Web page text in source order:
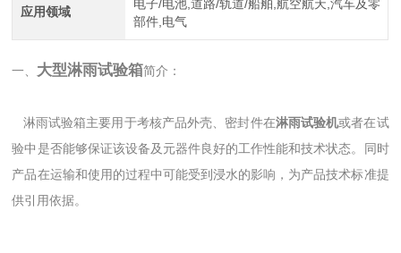
应用领域
电子/电池,道路/轨道/船舶,航空航天,汽车及零
部件,电气
一、 大型淋雨试验箱简介：
淋雨试验箱主要用于考核产品外壳、密封件在淋雨试验机或者在试
验中是否能够保证该设备及元器件良好的工作性能和技术状态。同时
产品在运输和使用的过程中可能受到浸水的影响，为产品技术标准提
供引用依据。